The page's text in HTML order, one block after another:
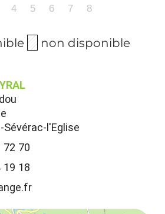
4 5 6 7 8
non disponible
l'Eglise
72 70
19 18